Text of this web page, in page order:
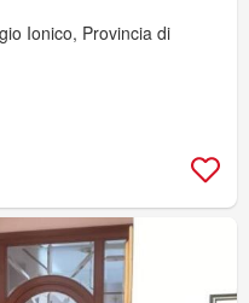
Ionico, Provincia di